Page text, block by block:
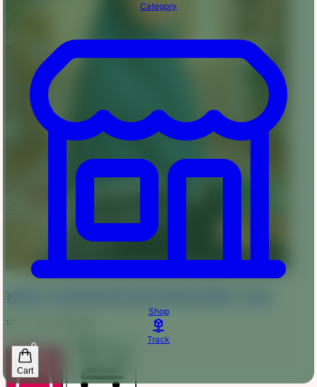
হালকা ও আরামদায়ক সুতি নামাজের হিজাব - NH13
দাম :
Category
Shop
Track
0
Cart